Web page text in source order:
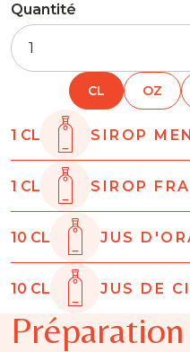
Quantité
CL OZ
1 CL SIROP
1 CL SIROP
10 CL JUS
10 CL JUS DE